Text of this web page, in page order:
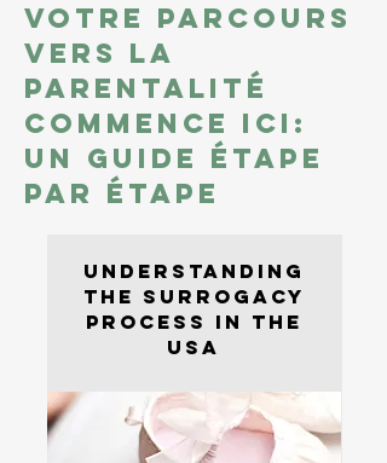
Votre parcours
vers la
parentalité
commence ici:
un guide étape
par étape
Understanding
the Surrogacy
Process in the
USA